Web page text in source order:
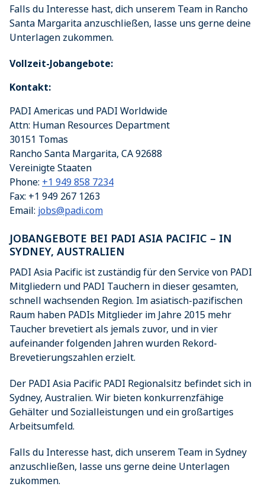
Falls du Interesse hast, dich unserem Team in Rancho
Santa Margarita anzuschließen, lasse uns gerne deine
Unterlagen zukommen.
Vollzeit-Jobangebote:
Kontakt:
PADI Americas und PADI Worldwide
Attn: Human Resources Department
30151 Tomas
Rancho Santa Margarita, CA92688
Vereinigte Staaten
Phone: +1 949 858 7234
Fax: +1 949 267 1263
Email: jobs@padi.com
JOBANGEBOTE BEI PADI ASIA PACIFIC – IN
SYDNEY, AUSTRALIEN
PADI Asia Pacific ist zuständig für den Service von PADI
Mitgliedern und PADI Tauchern in dieser gesamten,
schnell wachsenden Region. Im asiatisch-pazifischen
Raum haben PADIs Mitglieder im Jahre 2015 mehr
Taucher brevetiert als jemals zuvor, und in vier
aufeinander folgenden Jahren wurden Rekord-
Brevetierungszahlen erzielt.
Der PADI Asia Pacific PADI Regionalsitz befindet sich in
Sydney, Australien. Wir bieten konkurrenzfähige
Gehälter und Sozialleistungen und ein großartiges
Arbeitsumfeld.
Falls du Interesse hast, dich unserem Team in Sydney
anzuschließen, lasse uns gerne deine Unterlagen
zukommen.